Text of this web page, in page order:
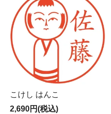
こけし はんこ
2,690円(税込)